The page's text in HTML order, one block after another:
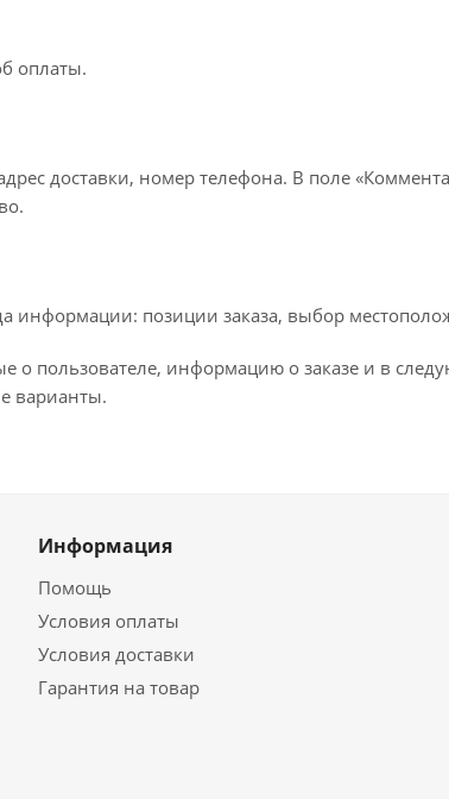
оплаты.
доставки, номер телефона. В поле
информации: позиции заказа, выбор
о пользователе, информацию о заказе и в
варианты.
Информация
Помощь
Условия оплаты
Условия доставки
Гарантия на товар